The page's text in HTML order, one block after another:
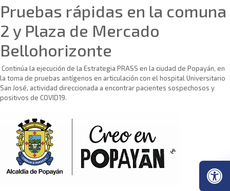
Pruebas rápidas en la comuna
2 y Plaza de Mercado
Bellohorizonte
Continúa la ejecución de la Estrategia PRASS en la ciudad de Popayán, en
la toma de pruebas antígenos en articulación con el hospital Universitario
San José, actividad direccionada a encontrar pacientes sospechosos y
positivos de COVID19.